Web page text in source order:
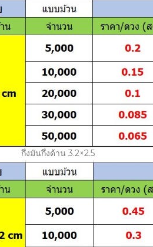
กึ่งมันกึ่งด้าน 3.2×2.5